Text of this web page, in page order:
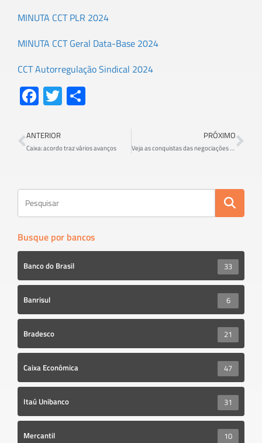
MINUTA CCT PLR 2024
MINUTA CCT Geral Data-Base 2024
CCT Autorregulação Sindical 2024
Fa
ce
b
o
T
wi
er e
ANTERIOR
Caixa: acordo traz vários avanços
PRÓXIMO
Veja as conquistas das negociações com a Caixa
Busque por bancos
Banco do Brasil 33
Banrisul 6
Bradesco 21
Caixa Econômica 47
Itaú Unibanco 31
Mercantil 10